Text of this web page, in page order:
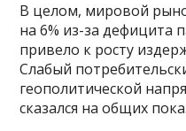
В целом, мировой
на 6% из-за дефицита
привело к росту
Слабый
геополитической
сказался на общих